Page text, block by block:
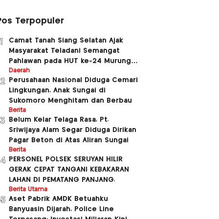
Terpopuler
Camat Tanah Siang Selatan Ajak
Masyarakat Teladani Semangat
Pahlawan pada HUT ke-24 Murung
Raya dan HUT ke-81 Kemerdekaan RI
Daerah
Perusahaan Nasional Diduga Cemari
Lingkungan, Anak Sungai di
Sukomoro Menghitam dan Berbau
Berita
Belum Kelar Telaga Rasa, Pt.
Sriwijaya Alam Segar Diduga Dirikan
Pagar Beton di Atas Aliran Sungai
Berita
PERSONEL POLSEK SERUYAN HILIR
GERAK CEPAT TANGANI KEBAKARAN
LAHAN DI PEMATANG PANJANG.
Berita Utama
Aset Pabrik AMDK Betuahku
Banyuasin Dijarah, Police Line